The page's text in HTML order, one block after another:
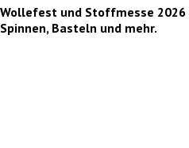
Wollefest und Stoffmesse 2026
Spinnen, Basteln und mehr.